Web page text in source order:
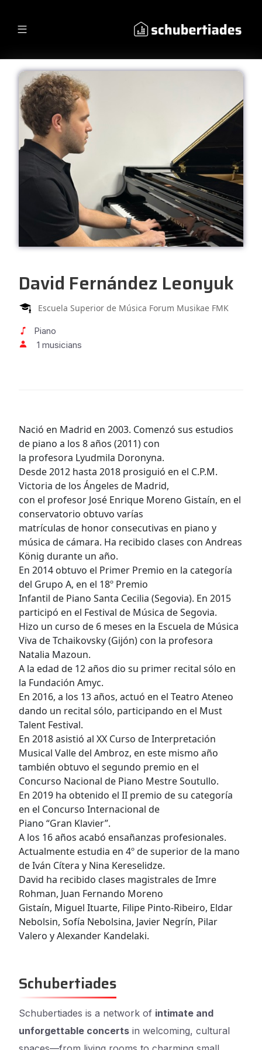
David Fernández Leonyuk
Escuela Superior de Música Forum Musikae FMK
Piano
1 musicians
Nació en Madrid en 2003. Comenzó sus estudios
de piano a los 8 años (2011) con
la profesora Lyudmila Doronyna.
Desde 2012 hasta 2018 prosiguió en el C.P.M.
Victoria de los Ángeles de Madrid,
con el profesor José Enrique Moreno Gistaín, en el
conservatorio obtuvo varías
matrículas de honor consecutivas en piano y
música de cámara. Ha recibido clases con Andreas
König durante un año.
En 2014 obtuvo el Primer Premio en la categoría
del Grupo A, en el 18º Premio
Infantil de Piano Santa Cecilia (Segovia). En 2015
participó en el Festival de Música de Segovia.
Hizo un curso de 6 meses en la Escuela de Música
Viva de Tchaikovsky (Gijón) con la profesora
Natalia Mazoun.
A la edad de 12 años dio su primer recital sólo en
la Fundación Amyc.
En 2016, a los 13 años, actuó en el Teatro Ateneo
dando un recital sólo, participando en el Must
Talent Festival.
En 2018 asistió al XX Curso de Interpretación
Musical Valle del Ambroz, en este mismo año
también obtuvo el segundo premio en el
Concurso Nacional de Piano Mestre Soutullo.
En 2019 ha obtenido el II premio de su categoría
en el Concurso Internacional de
Piano “Gran Klavier”.
A los 16 años acabó ensañanzas profesionales.
Actualmente estudia en 4º de superior de la mano
de Iván Cítera y Nina Kereselidze.
David ha recibido clases magistrales de Imre
Rohman, Juan Fernando Moreno
Gistaín, Miguel Ituarte, Filipe Pinto-Ribeiro, Eldar
Nebolsin, Sofía Nebolsina, Javier Negrín, Pilar
Valero y Alexander Kandelaki.
Schubertiades
Schubertiades is a network of intimate and
unforgettable concerts in welcoming, cultural